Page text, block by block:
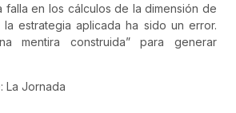
falla en los cálculos de la dimensión de
estrategia aplicada ha sido un error.
mentira construida” para generar
La Jornada